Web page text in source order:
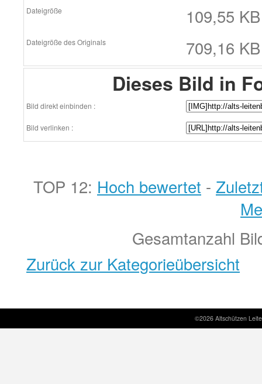
Dateigröße 109,55
Dateigröße des Originals 709,16
Dieses Bild in
Bild direkt einbinden :
Bild verlinken :
TOP 12: Hoch bewertet -
Gesamtanzahl
Zurück zur Kategorieübersicht
©2026 Altschützen